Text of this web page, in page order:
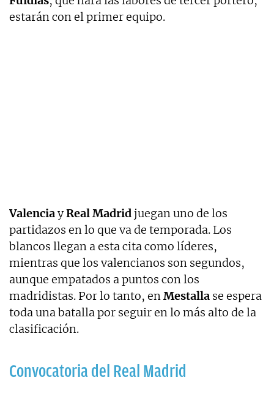
estarán con el primer equipo.
ValenciayReal Madridjuegan uno de los
partidazos en lo que va de temporada. Los
blancos llegan a esta cita como líderes,
mientras que los valencianos son segundos,
aunque empatados a puntos con los
madridistas. Por lo tanto, enMestalla se espera
toda una batalla por seguir en lo más alto de la
clasificación.
Convocatoria del Real Madrid